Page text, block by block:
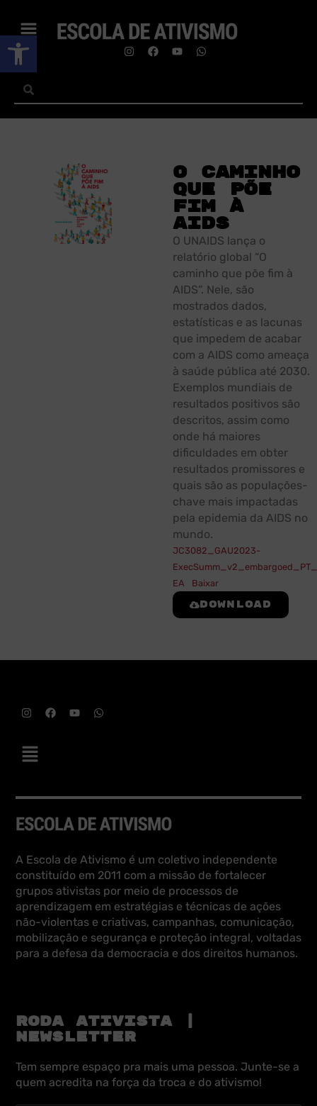
Abrir a barra de ferramentas
O caminho
que põe
fim à
AIDS
O UNAIDS lança o
relatório global “O
caminho que põe fim à
AIDS“. Nele, são
mostrados dados,
estatísticas e as lacunas
que impedem de acabar
com a AIDS como ameaça
à saúde pública até 2030.
Exemplos mundiais de
resultados positivos são
descritos, assim como
onde há maiores
dificuldades em obter
resultados promissores e
quais são as populações-
chave mais impactadas
pela epidemia da AIDS no
mundo.
JC3082_GAU2023-
EA
Baixar
Download
A Escola de Ativismo é um coletivo independente
constituído em 2011 com a missão de fortalecer
grupos ativistas por meio de processos de
aprendizagem em estratégias e técnicas de ações
não-violentas e criativas, campanhas, comunicação,
mobilização e segurança e proteção integral, voltadas
para a defesa da democracia e dos direitos humanos.
RODA ATIVISTA |
NEWSLETTER
Tem sempre espaço pra mais uma pessoa. Junte-se a
quem acredita na força da troca e do ativismo!